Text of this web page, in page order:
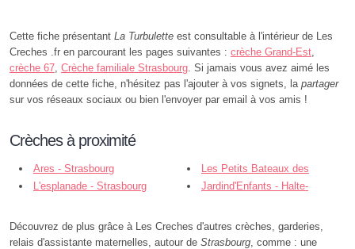
Cette fiche présentant La Turbulette est consultable à l'intérieur de Les
Creches .fr en parcourant les pages suivantes : crèche Grand-Est
crèche 67 Crèche familiale Strasbourg . Si jamais vous avez aimé les
données de cette fiche, n'hésitez pas l'ajouter à vos signets, la partager
sur vos réseaux sociaux ou bien l'envoyer par email à vos amis !
Crèches à proximité
Ares - Strasbourg
Les Petits Bateaux des
Chérubins - Strasbourg
L'esplanade - Strasbourg
Jardind'Enfants - Halte-
Découvrez de plus grâce à Les Creches d'autres crèches, garderies,
relais d'assistante maternelles, autour de Strasbourg , comme : une